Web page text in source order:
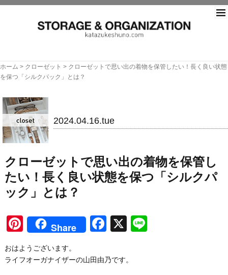
ホーム > クローゼット > クローゼットで思い出の着物を保管したい！長く良い状態
を保つ「シルクパック」とは？
2024.04.16.tue
クローゼットで思い出の着物を保管し
たい！長く良い状態を保つ「シルクパ
ック」とは？
Pinterest
Share Facebook
X
おはようございます。
ライフオーガナイザーの山田由乃です。